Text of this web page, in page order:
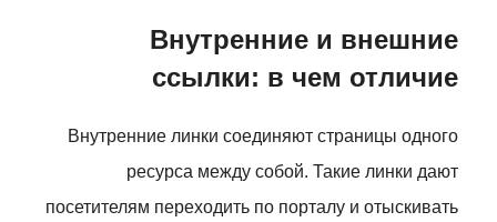
Внутренние и внешние
ссылки: в чем отличие
Внутренние линки соединяют страницы одного
ресурса между собой. Такие линки дают
посетителям переходить по порталу и отыскивать